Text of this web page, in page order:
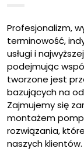
Profesjonalizm,
terminowość,
usługi i
podejmując
tworzone jest
bazujących na
Zajmujemy się
montażem pomp
rozwiązania,
naszych klientów.